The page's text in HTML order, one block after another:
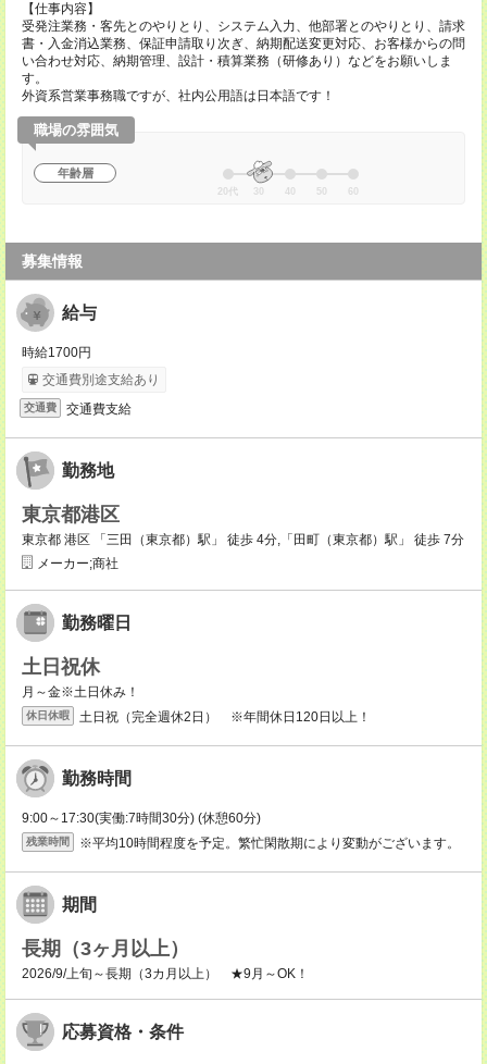
【仕事内容】
受発注業務・客先とのやりとり、システム入力、他部署とのやりとり、請求
書・入金消込業務、保証申請取り次ぎ、納期配送変更対応、お客様からの問
い合わせ対応、納期管理、設計・積算業務（研修あり）などをお願いしま
す。
外資系営業事務職ですが、社内公用語は日本語です！
職場の雰囲気
年齢層
20代 30 40 50 60
募集情報
給与
時給1700円
交通費別途支給あり
交通費 交通費支給
勤務地
東京都港区
東京都 港区 「三田（東京都）駅」 徒歩 4分,「田町（東京都）駅」 徒歩 7分
メーカー;商社
勤務曜日
土日祝休
月～金※土日休み！
休日休暇 土日祝（完全週休2日） ※年間休日120日以上！
勤務時間
9:00～17:30(実働:7時間30分) (休憩60分)
残業時間 ※平均10時間程度を予定。繁忙閑散期により変動がございます。
期間
長期（3ヶ月以上）
2026/9/上旬～長期（3カ月以上） ★9月～OK！
応募資格・条件